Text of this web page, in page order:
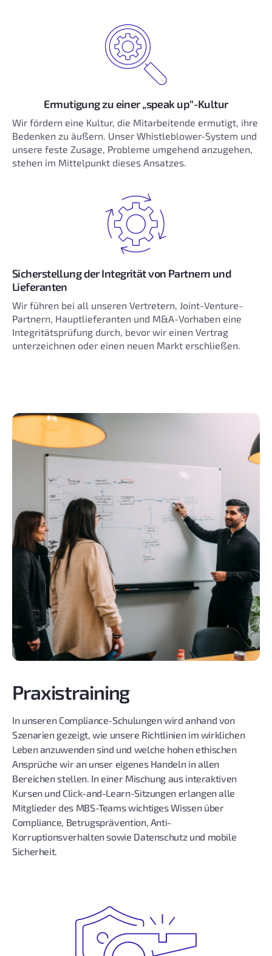
Ermutigung zu einer „speak up“-Kultur
Wir fördern eine Kultur, die Mitarbeitende ermutigt, ihre
Bedenken zu äußern. Unser Whistleblower-System und
unsere feste Zusage, Probleme umgehend anzugehen,
stehen im Mittelpunkt dieses Ansatzes.
Sicherstellung der Integrität von Partnern und
Lieferanten
Wir führen bei all unseren Vertretern, Joint-Venture-
Partnern, Hauptlieferanten und M&A-Vorhaben eine
Integritätsprüfung durch, bevor wir einen Vertrag
unterzeichnen oder einen neuen Markt erschließen.
Praxistraining
In unseren Compliance-Schulungen wird anhand von
Szenarien gezeigt, wie unsere Richtlinien im wirklichen
Leben anzuwenden sind und welche hohen ethischen
Ansprüche wir an unser eigenes Handeln in allen
Bereichen stellen. In einer Mischung aus interaktiven
Kursen und Click-and-Learn-Sitzungen erlangen alle
Mitglieder des MBS-Teams wichtiges Wissen über
Compliance, Betrugsprävention, Anti-
Korruptionsverhalten sowie Datenschutz und mobile
Sicherheit.